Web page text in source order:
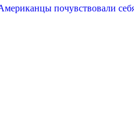
почувствовали